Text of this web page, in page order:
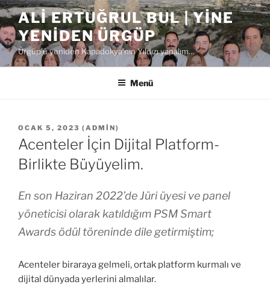
İçeriğe
geç ALI ERTUĞRUL BUL | YINE
YENIDEN ÜRGÜP
Ürgüp'ü yeniden Kapadokya'nın Yıldızı yapalım…
Menü
YAYIM
TARIHI
OCAK 5, 2023 ( ADMIN)
Acenteler İçin Dijital Platform-
Birlikte Büyüyelim.
En son Haziran 2022’de Jüri üyesi ve panel
yöneticisi olarak katıldığım PSM Smart
Awards ödül töreninde dile getirmiştim;
Acenteler biraraya gelmeli, ortak platform kurmalı ve
dijital dünyada yerlerini almalılar.